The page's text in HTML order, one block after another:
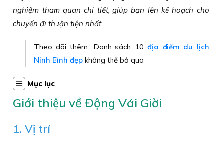
nghiệm tham quan chi tiết, giúp bạn lên kế hoạch cho
chuyến đi thuận tiện nhất.
Theo dõi thêm: Danh sách 10địa điểm du lịch
Ninh Bình đẹp không thể bỏ qua
Mục lục
Giới thiệu về Động Vái Giời
1. Vị trí